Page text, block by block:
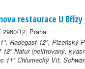
restaurace U Břízy
12, Praha
Radegast 12°, Plzeňský
12° Natur (nefitrovaný,
11° Chlumecký Vít,